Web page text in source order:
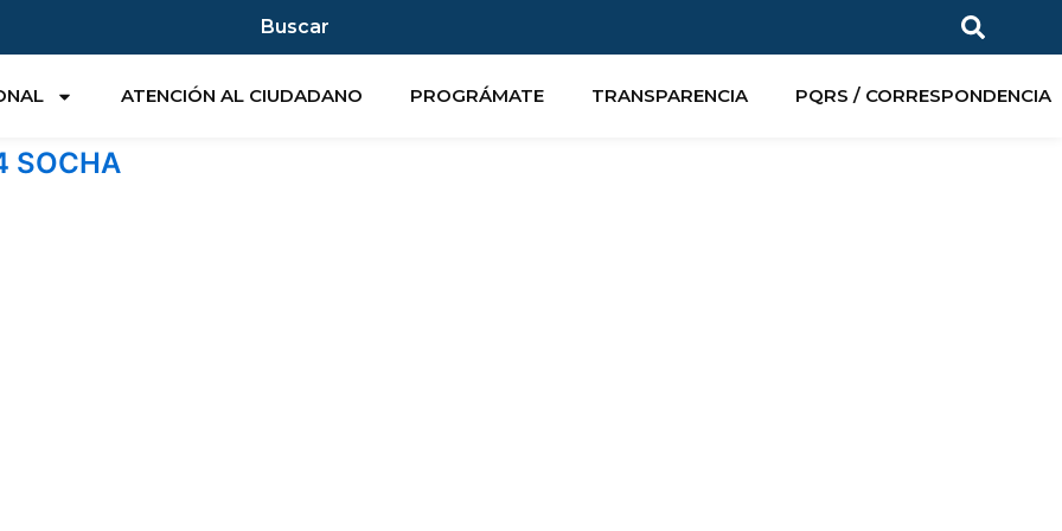
Buscar
ATENCIÓN AL CIUDADANO PROGRÁMATE TRANSPARENCIA PQRS / CORRESPONDENCIA
SOCHA